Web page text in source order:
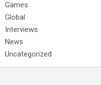
Games
Global
Interviews
News
Uncategorized